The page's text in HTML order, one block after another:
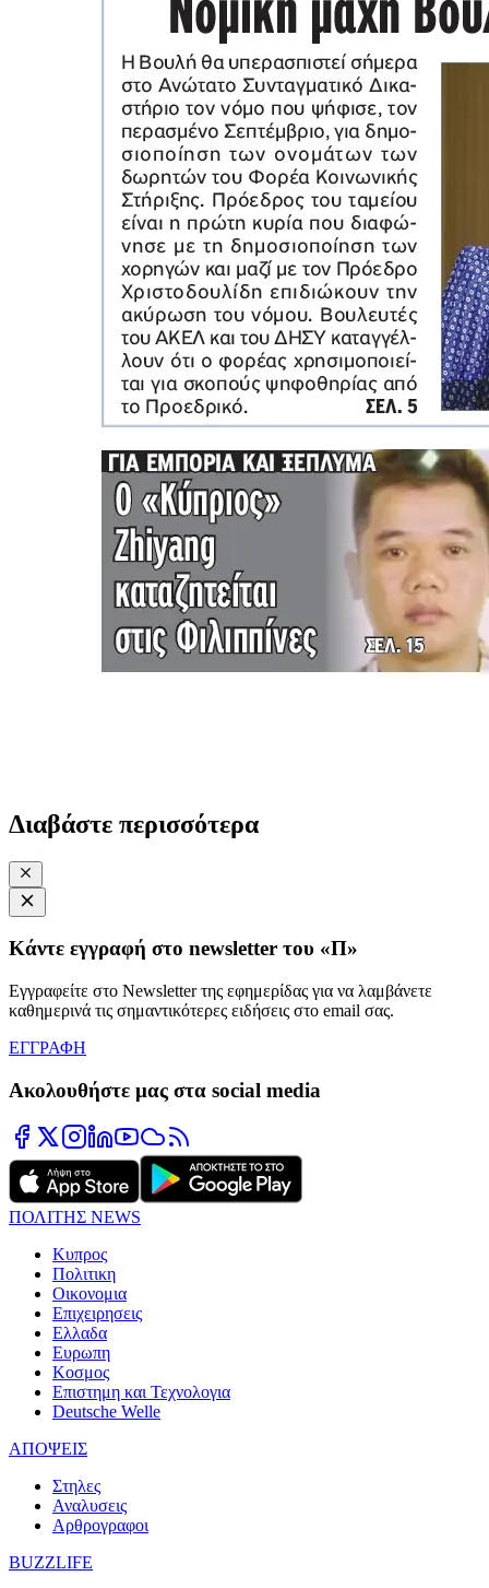
Διαβάστε περισσότερα
Κάντε εγγραφή στο newsletter του «Π»
Εγγραφείτε στο Newsletter της εφημερίδας για να λαμβάνετε
καθημερινά τις σημαντικότερες ειδήσεις στο email σας.
ΕΓΓΡΑΦΗ
Ακολουθήστε μας στα social media
ΠΟΛΙΤΗΣ NEWS
Κυπρος
Πολιτικη
Οικονομια
Επιχειρησεις
Ελλαδα
Ευρωπη
Κοσμος
Επιστημη και Τεχνολογια
Deutsche Welle
ΑΠΟΨΕΙΣ
Στηλες
Αναλυσεις
Αρθρογραφοι
BUZZLIFE